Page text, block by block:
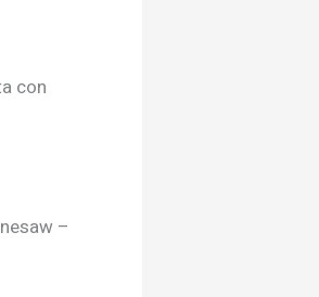
con
–